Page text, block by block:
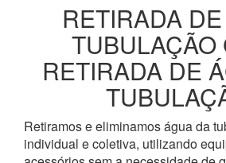
RETIRADA
TUBULAÇÃO
RETIRADA DE
Retiramos e eliminamos água da
individual e coletiva, utilizando